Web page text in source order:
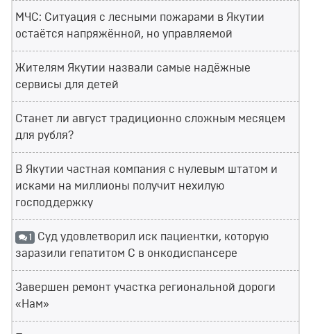
МЧС: Ситуация с лесными пожарами в Якутии
остаётся напряжённой, но управляемой
Жителям Якутии назвали самые надёжные
сервисы для детей
Станет ли август традиционно сложным месяцем
для рубля?
В Якутии частная компания с нулевым штатом и
исками на миллионы получит нехилую
господдержку
1 Суд удовлетворил иск пациентки, которую
заразили гепатитом С в онкодиспансере
Завершен ремонт участка региональной дороги
«Нам»